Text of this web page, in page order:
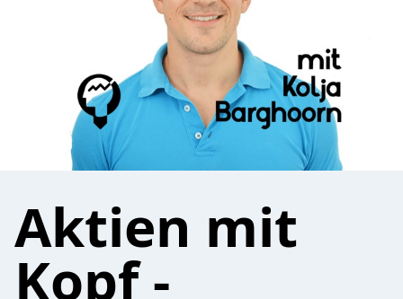
Aktien mit
Kopf -